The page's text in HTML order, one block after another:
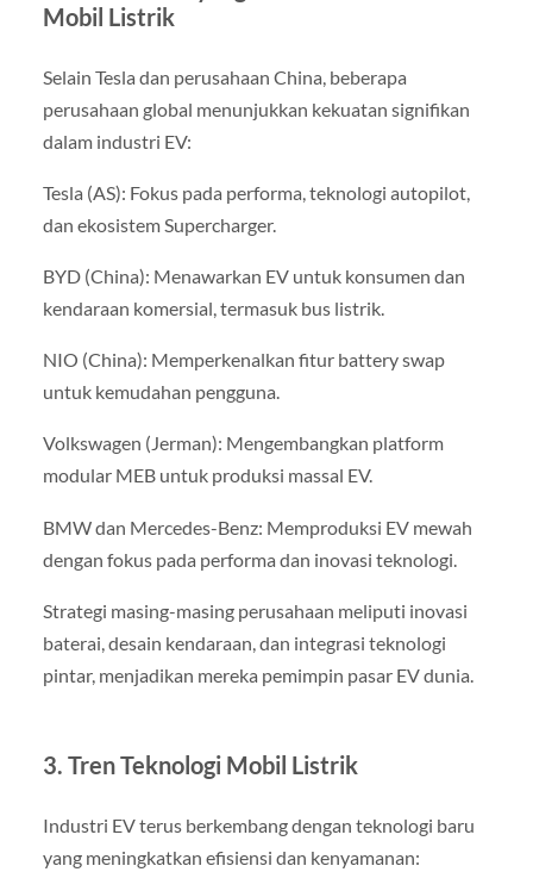
Mobil Listrik
Selain Tesla dan perusahaan China, beberapa
perusahaan global menunjukkan kekuatan signifikan
dalam industri EV:
Tesla (AS): Fokus pada performa, teknologi autopilot,
dan ekosistem Supercharger.
BYD (China): Menawarkan EV untuk konsumen dan
kendaraan komersial, termasuk bus listrik.
NIO (China): Memperkenalkan fitur battery swap
untuk kemudahan pengguna.
Volkswagen (Jerman): Mengembangkan platform
modular MEB untuk produksi massal EV.
BMW dan Mercedes-Benz: Memproduksi EV mewah
dengan fokus pada performa dan inovasi teknologi.
Strategi masing-masing perusahaan meliputi inovasi
baterai, desain kendaraan, dan integrasi teknologi
pintar, menjadikan mereka pemimpin pasar EV dunia.
3. Tren Teknologi Mobil Listrik
Industri EV terus berkembang dengan teknologi baru
yang meningkatkan efisiensi dan kenyamanan: